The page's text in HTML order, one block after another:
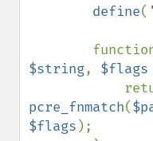
define(
$string, $flags
pcre_fnmatch(
$flags );